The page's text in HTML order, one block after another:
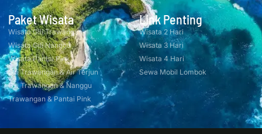
Paket Wisata
Wisata Gili Trawangan
Wisata Gili Nanggu
Wisata Pantai Pink
Gili Trawangan & Air Terjun
Gili Trawangan & Nanggu
Trawangan & Pantai Pink
Link Penting
Wisata 2 Hari
Wisata 3 Hari
Wisata 4 Hari
Sewa Mobil Lombok